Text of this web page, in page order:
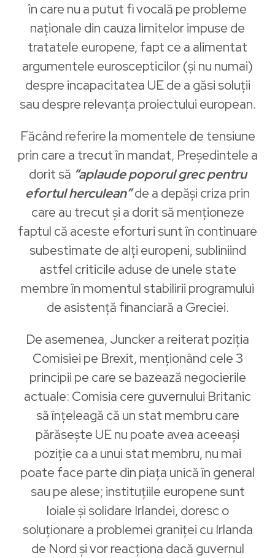
în care nu a putut fi vocală pe probleme
naționale din cauza limitelor impuse de
tratatele europene, fapt ce a alimentat
argumentele euroscepticilor (și nu numai)
despre incapacitatea UE de a găsi soluții
sau despre relevanța proiectului european.
Făcând referire la momentele de tensiune
prin care a trecut în mandat, Președintele a
dorit să “aplaude poporul grec pentru
efortul herculean”de a depăși criza prin
care au trecut și a dorit să menționeze
faptul că aceste eforturi sunt în continuare
subestimate de alți europeni, subliniind
astfel criticile aduse de unele state
membre în momentul stabilirii programului
de asistență financiară a Greciei.
De asemenea, Juncker a reiterat poziția
Comisiei pe Brexit, menționând cele 3
principii pe care se bazează negocierile
actuale: Comisia cere guvernului Britanic
să înțeleagă că un stat membru care
părăsește UE nu poate avea aceeași
poziție ca a unui stat membru, nu mai
poate face parte din piața unică în general
sau pe alese; instituțiile europene sunt
loiale și solidare Irlandei, doresc o
soluționare a problemei graniței cu Irlanda
de Nord și vor reacționa dacă guvernul